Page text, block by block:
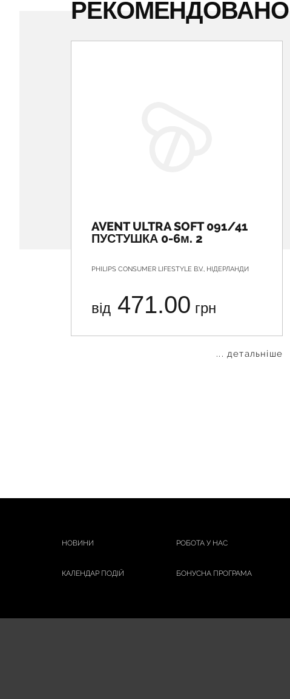
РЕКОМЕНДОВАНО
AVENT ULTRA SOFT 091/41
ПУСТУШКА 0-6м. 2
PHILIPS CONSUMER LIFESTYLE B.V., НІДЕРЛАНДИ
від 471.00 грн
... детальніше
НОВИНИ РОБОТА У НАС
КАЛЕНДАР ПОДІЙ БОНУСНА ПРОГРАМА